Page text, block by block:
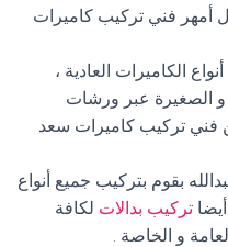
أمهر فني تركيب كاميرات
الكاميرات العادية ،
و الصغيرة عبر ورشات
تركيب كاميرات سعد
بقوم بتركيب جميع أنواع
تركيب بدالات لكافة
و الخاصة .